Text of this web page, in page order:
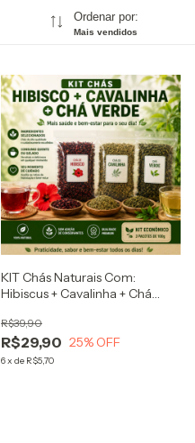
Ordenar por:
Mais vendidos
KIT Chás Naturais Com:
Hibiscus + Cavalinha + Chá
R$29,90
R$39,90
25% OFF
6x de R$5,70